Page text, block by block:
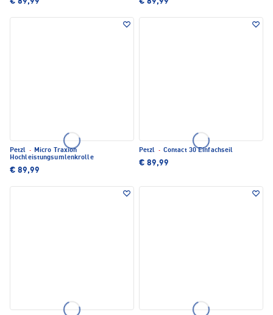
Petzl · Micro Traxion
Hochleistungsumlenkrolle
€ 89,99
Petzl · Contact 30 Einfachseil
€ 89,99